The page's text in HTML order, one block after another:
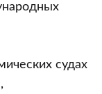
судах